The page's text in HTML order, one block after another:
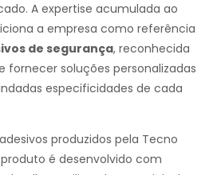
A expertise acumulada ao
a empresa como referência
de segurança, reconhecida
fornecer soluções personalizadas
especificidades de cada
produzidos pela Tecno
é desenvolvido com